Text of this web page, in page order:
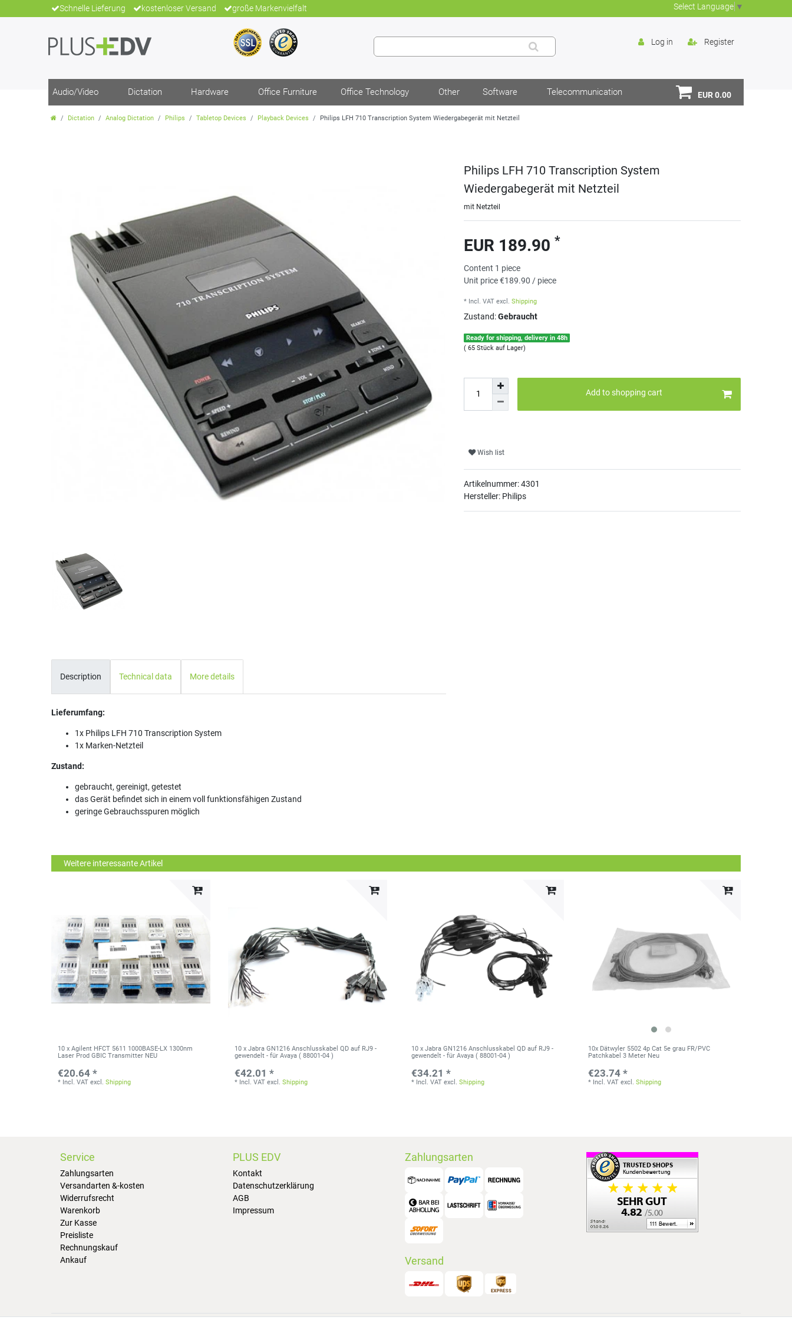
Schnelle Lieferung kostenloser Versand große Markenvielfalt Select Language ▼
Log in Register
Audio/Video Dictation Hardware Office Furniture Office Technology Other Software Telecommunication EUR 0.00
Dictation Analog Dictation Philips Tabletop Devices Playback Devices Philips LFH 710 Transcription System Wiedergabegerät mit Netzteil
Philips LFH 710 Transcription System
Wiedergabegerät mit Netzteil
mit Netzteil
EUR 189.90 *
Content 1 piece
Unit price€189.90 / piece
* Incl. VAT excl. Shipping
Zustand:Gebraucht
Ready for shipping, delivery in 48h
( 65 Stück auf Lager)
Add to shopping cart
Wish list
Artikelnummer:4301
Hersteller: Philips
Description Technical data More details
Lieferumfang:
1x Philips LFH 710 Transcription System
1x Marken-Netzteil
Zustand:
gebraucht, gereinigt, getestet
das Gerät befindet sich in einem voll funktionsfähigen Zustand
geringe Gebrauchsspuren möglich
Weitere interessante Artikel
10 x Agilent HFCT 5611 1000BASE-LX 1300nm
Laser Prod GBIC Transmitter NEU
€20.64 *
* Incl. VAT excl.Shipping
10 x Jabra GN1216 Anschlusskabel QD auf RJ9 -
gewendelt - für Avaya ( 88001-04 )
€42.01 *
* Incl. VAT excl.Shipping
10 x Jabra GN1216 Anschlusskabel QD auf RJ9 -
gewendelt - für Avaya ( 88001-04 )
€34.21 *
* Incl. VAT excl.Shipping
10x Dätwyler 5502 4p Cat 5e grau FR/PVC
Patchkabel 3 Meter Neu
€23.74 *
* Incl. VAT excl.Shipping
Service
Zahlungsarten
Versandarten &-kosten
Widerrufsrecht
Warenkorb
Zur Kasse
Preisliste
Rechnungskauf
Ankauf
PLUS EDV
Kontakt
Datenschutzerklärung
AGB
Impressum
Zahlungsarten
Versand